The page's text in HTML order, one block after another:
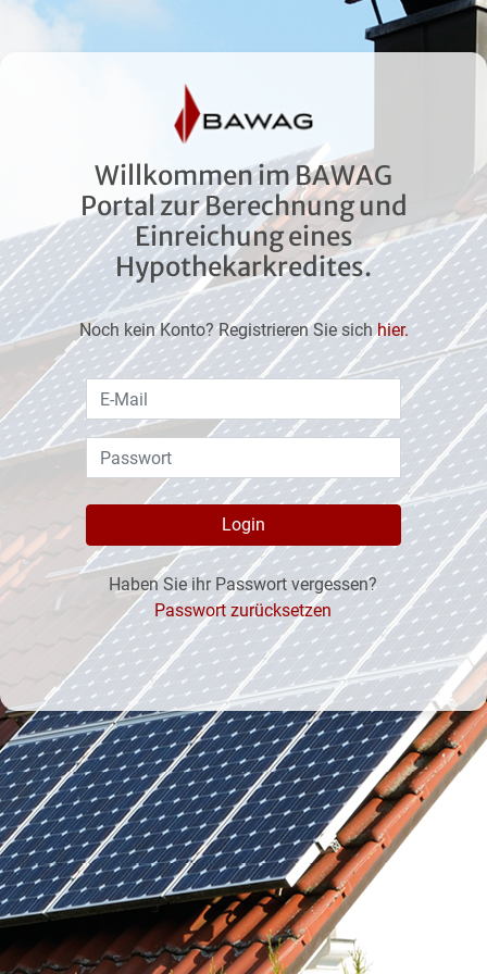
Willkommen im BAWAG
Portal zur Berechnung und
Einreichung eines
Hypothekarkredites.
Noch kein Konto? Registrieren Sie sichhier.
Haben Sie ihr Passwort vergessen?
Passwort zurücksetzen